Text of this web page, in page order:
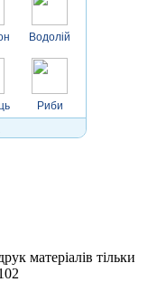
Водолій
Риби
матеріалів тільки